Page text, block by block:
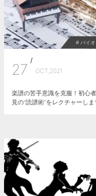
# バイ
27
/
OCT,2021
楽譜の苦手意識を克服！初心
見の“読譜術”をレクチャーしま